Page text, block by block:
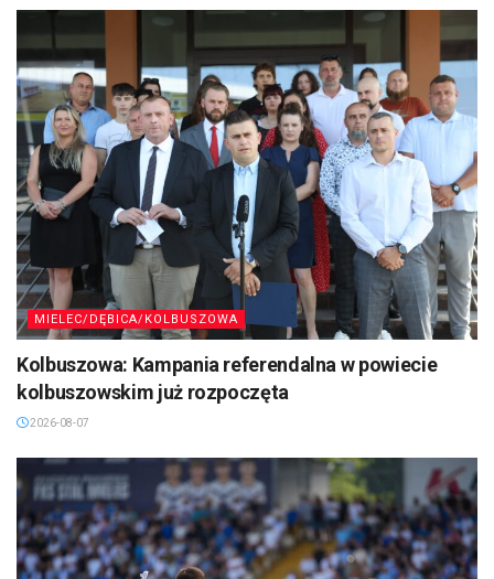
MIELEC/DĘBICA/KOLBUSZOWA
Kolbuszowa: Kampania referendalna w powiecie
kolbuszowskim już rozpoczęta
2026-08-07